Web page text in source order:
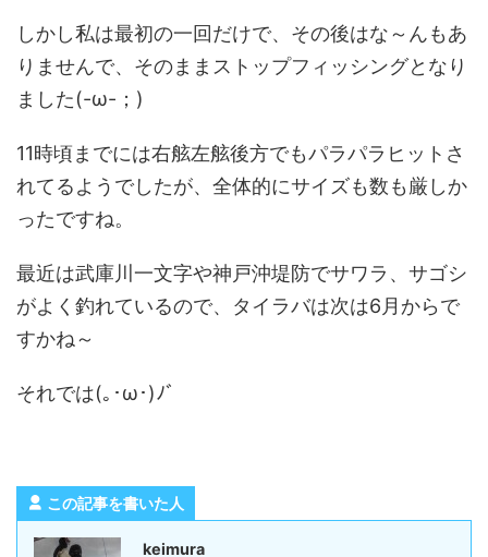
しかし私は最初の一回だけで、その後はな～んもあ
りませんで、そのままストップフィッシングとなり
ました(-ω-；)
11時頃までには右舷左舷後方でもパラパラヒットさ
れてるようでしたが、全体的にサイズも数も厳しか
ったですね。
最近は武庫川一文字や神戸沖堤防でサワラ、サゴシ
がよく釣れているので、タイラバは次は6月からで
すかね～
それでは(｡･ω･)ﾉﾞ
この記事を書いた人
keimura